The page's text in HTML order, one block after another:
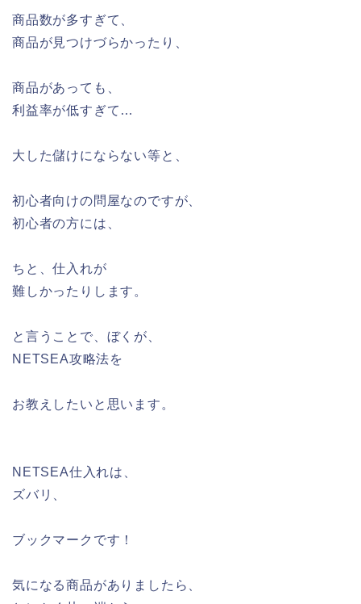
商品数が多すぎて、
商品が見つけづらかったり、
商品があっても、
利益率が低すぎて…
大した儲けにならない等と、
初心者向けの問屋なのですが、
初心者の方には、
ちと、仕入れが
難しかったりします。
と言うことで、ぼくが、
NETSEA攻略法を
お教えしたいと思います。
NETSEA仕入れは、
ズバリ、
ブックマークです！
気になる商品がありましたら、